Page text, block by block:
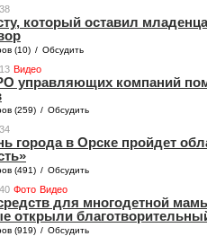
который оставил
(10) / Обсудить
Видео
управляющих компаний
(259) / Обсудить
города в Орске пройдет
(491) / Обсудить
Фото Видео
для многодетной
открыли
(919) / Обсудить